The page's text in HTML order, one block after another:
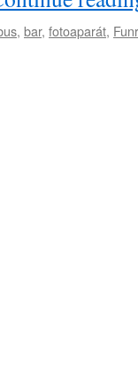
, bar, fotoaparát,